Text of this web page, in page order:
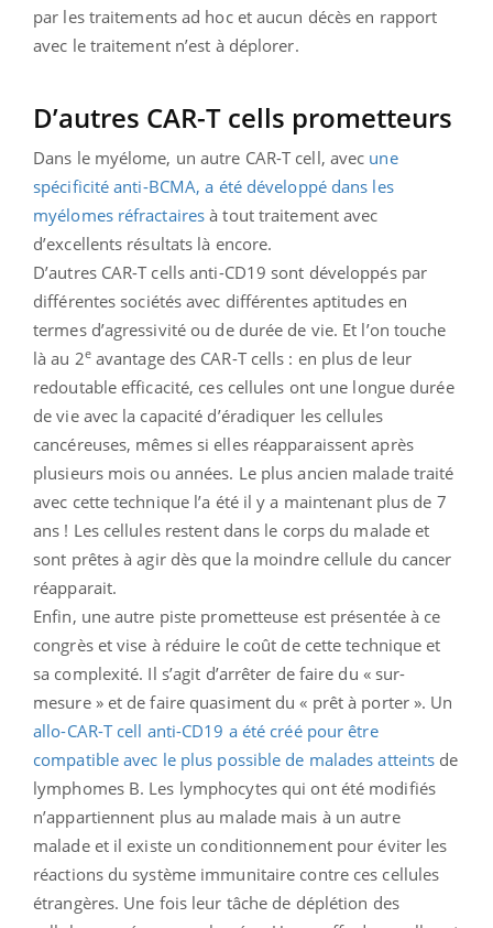
par les traitements ad hoc et aucun décès en rapport
avec le traitement n’est à déplorer.
D’autres CAR-T cells prometteurs
Dans le myélome, un autre CAR-T cell, avec une
spécificité anti-BCMA, a été développé dans les
myélomes réfractaires à tout traitement avec
d’excellents résultats là encore.
D’autres CAR-T cells anti-CD19 sont développés par
différentes sociétés avec différentes aptitudes en
termes d’agressivité ou de durée de vie. Et l’on touche
là au 2eavantage des CAR-T cells : en plus de leur
redoutable efficacité, ces cellules ont une longue durée
de vie avec la capacité d’éradiquer les cellules
cancéreuses, mêmes si elles réapparaissent après
plusieurs mois ou années. Le plus ancien malade traité
avec cette technique l’a été il y a maintenant plus de 7
ans ! Les cellules restent dans le corps du malade et
sont prêtes à agir dès que la moindre cellule du cancer
réapparait.
Enfin, une autre piste prometteuse est présentée à ce
congrès et vise à réduire le coût de cette technique et
sa complexité. Il s’agit d’arrêter de faire du « sur-
mesure » et de faire quasiment du « prêt à porter ». Un
allo-CAR-T cell anti-CD19 a été créé pour être
compatible avec le plus possible de malades atteints de
lymphomes B. Les lymphocytes qui ont été modifiés
n’appartiennent plus au malade mais à un autre
malade et il existe un conditionnement pour éviter les
réactions du système immunitaire contre ces cellules
étrangères. Une fois leur tâche de déplétion des